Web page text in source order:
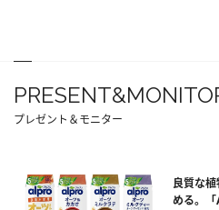
プレゼント＆モニター
良質な
める。「